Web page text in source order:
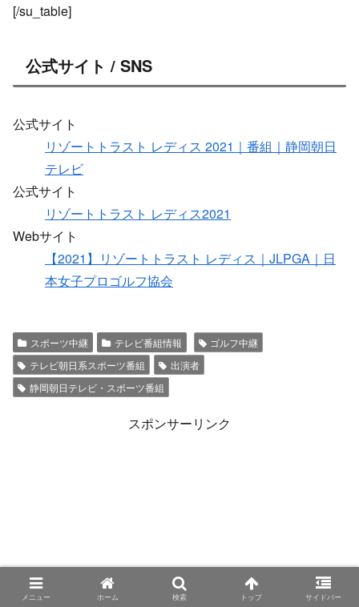
[/su_table]
公式サイト / SNS
公式サイト
リゾートトラスト レディス 2021｜番組｜静岡朝日
テレビ
公式サイト
リゾートトラスト レディス2021
Webサイト
【2021】リゾートトラスト レディス｜JLPGA｜日
本女子プロゴルフ協会
スポーツ中継 テレビ番組情報
ゴルフ中継
テレビ朝日系スポーツ番組
出演者
静岡朝日テレビ・スポーツ番組
スポンサーリンク
メニュー ホーム 検索 トップ サイドバー